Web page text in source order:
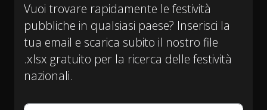
Vuoi trovare rapidamente le festività
pubbliche in qualsiasi paese? Inserisci la
tua email e scarica subito il nostro file
.xlsx gratuito per la ricerca delle festività
nazionali.